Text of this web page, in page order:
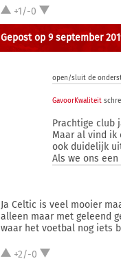
+1/-0
Gepost op 9 september
open/sluit de
GavoorKwaliteit
Prachtige club
Maar al vind ik
ook duidelijk
Als we ons
Ja Celtic is veel mooier
alleen maar met geleend
waar het voetbal nog iets
+2/-0